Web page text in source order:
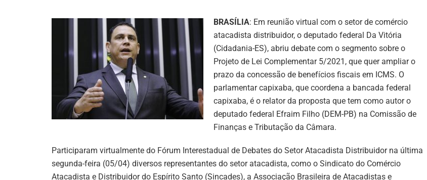
BRASÍLIA: Em reunião virtual com o setor de comércio
atacadista distribuidor, o deputado federal Da Vitória
(Cidadania-ES), abriu debate com o segmento sobre o
Projeto de Lei Complementar 5/2021, que quer ampliar o
prazo da concessão de benefícios fiscais em ICMS. O
parlamentar capixaba, que coordena a bancada federal
capixaba, é o relator da proposta que tem como autor o
deputado federal Efraim Filho (DEM-PB) na Comissão de
Finanças e Tributação da Câmara.
Participaram virtualmente do Fórum Interestadual de Debates do Setor Atacadista Distribuidor na última
segunda-feira (05/04) diversos representantes do setor atacadista, como o Sindicato do Comércio
Atacadista e Distribuidor do Espírito Santo (Sincades), a Associação Brasileira de Atacadistas e